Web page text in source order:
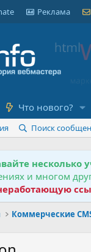
Реклама
Что нового?
Поиск
несколько
и многом
Коммерческие